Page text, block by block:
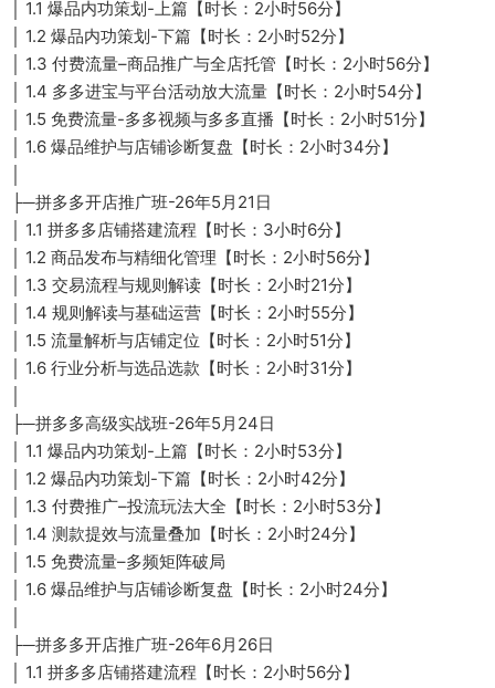
│ 1.1 爆品内功策划-上篇【时长：2小时56分】
│ 1.2 爆品内功策划-下篇【时长：2小时52分】
│ 1.3 付费流量–商品推广与全店托管【时长：2小时56分】
│ 1.4 多多进宝与平台活动放大流量【时长：2小时54分】
│ 1.5 免费流量-多多视频与多多直播【时长：2小时51分】
│ 1.6 爆品维护与店铺诊断复盘【时长：2小时34分】
├─拼多多开店推广班-26年5月21日
│ 1.1 拼多多店铺搭建流程【时长：3小时6分】
│ 1.2 商品发布与精细化管理【时长：2小时56分】
│ 1.3 交易流程与规则解读【时长：2小时21分】
│ 1.4 规则解读与基础运营【时长：2小时55分】
│ 1.5 流量解析与店铺定位【时长：2小时51分】
│ 1.6 行业分析与选品选款【时长：2小时31分】
├─拼多多高级实战班-26年5月24日
│ 1.1 爆品内功策划-上篇【时长：2小时53分】
│ 1.2 爆品内功策划-下篇【时长：2小时42分】
│ 1.3 付费推广–投流玩法大全【时长：2小时53分】
│ 1.4 测款提效与流量叠加【时长：2小时24分】
│ 1.5 免费流量–多频矩阵破局
│ 1.6 爆品维护与店铺诊断复盘【时长：2小时24分】
├─拼多多开店推广班-26年6月26日
│ 1.1 拼多多店铺搭建流程【时长：2小时56分】